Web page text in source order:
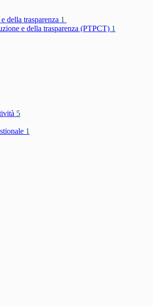
della trasparenza 1
e della trasparenza (PTPCT) 1
5
1